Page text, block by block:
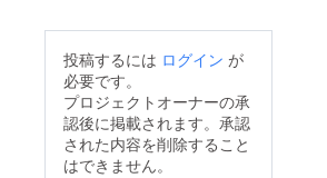
に！ メンバーが切っ
てきた竹を使って塀を
つくってきました！
【つくり方紹介】
投稿するには ログイン が
必要です。
プロジェクトオーナーの承
認後に掲載されます。承認
された内容を削除すること
はできません。